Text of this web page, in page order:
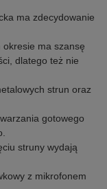
ma zdecydowanie
okresie ma szansę
dlatego też nie
strun oraz
gotowego
struny wydają
z mikrofonem